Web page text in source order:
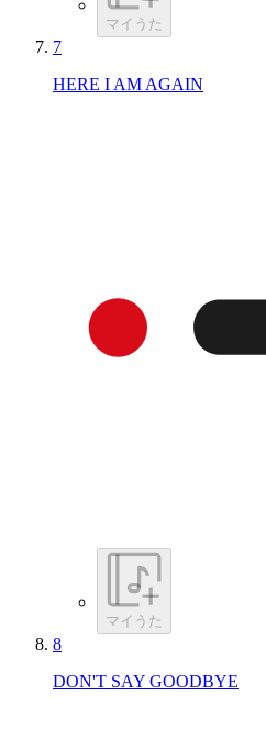
マイうた
7
HERE I AM AGAIN
マイうた
8
DON'T SAY GOODBYE